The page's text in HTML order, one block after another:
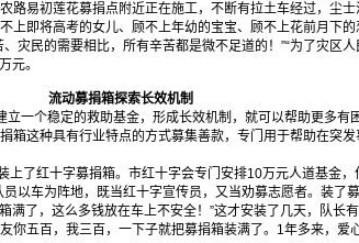
路易初莲花募捐点附近正在施工，不断有拉土车经过，尘
上即将高考的女儿、顾不上年幼的宝宝、顾不上花前月下
灾民的需要相比，所有辛苦都是微不足道的！”“为了灾区
元。
流动募捐箱探索长效机制
一个稳定的救助基金，形成长效机制，就可以帮助更多有
箱这种具有行业特点的方式募集善款，专门用于帮助在突
了红十字募捐箱。市红十字会专门安排10万元人道基金，
以车为阵地，既当红十字宣传员，又当劝募志愿者。装了
满了，这么多钱放在车上不安全！”这才安装了几天，队长
你五百，我三百，一下子就把募捐箱装满了。1年多来，爱